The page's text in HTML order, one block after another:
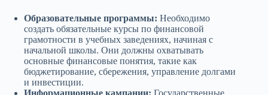
Образовательные программы: Необходимо
создать обязательные курсы по финансовой
грамотности в учебных заведениях, начиная с
начальной школы. Они должны охватывать
основные финансовые понятия, такие как
бюджетирование, сбережения, управление долгами
и инвестиции.